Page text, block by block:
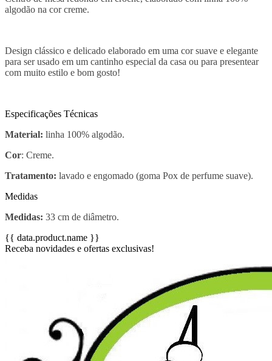
algodão na cor creme.
Design clássico e delicado elaborado em uma cor suave e elegante
para ser usado em um cantinho especial da casa ou para presentear
com muito estilo e bom gosto!
Especificações Técnicas
Material: linha 100% algodão.
Cor: Creme.
Tratamento: lavado e engomado (goma Pox de perfume suave).
Medidas
Medidas: 33 cm de diâmetro.
{{ data.product.name }}
Receba novidades e ofertas exclusivas!